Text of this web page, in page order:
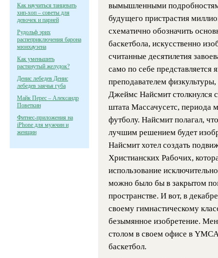
Как научиться танцевать
хип-хоп – советы для
девочек и парней
Рудольф эрих
распеприключения барона
мюнхаузена
Как уменьшить
растянутый желудок?
Денис лебедев Денис
лебедев заячья губа
Майк Перес – Александр
Поветкин
Фитнес-приложения на
iPhone для мужчин и
женщин
вымышленными
будущего пристрастия
схематично обозначить
баскетбола, искусственно
считанные десятилетия
само по себе
преподавателем
Джеймс Найсмит столкнулся
штата Массачусетс, периода
футболу. Найсмит полагал,
лучшим решением будет
Найсмит хотел создать
Христианских Рабочих,
использование
можно было бы в закрытом
пространстве. И вот, в
своему гимнастическому
безымянное изобретение.
столом в своем офисе в
баскетбол.